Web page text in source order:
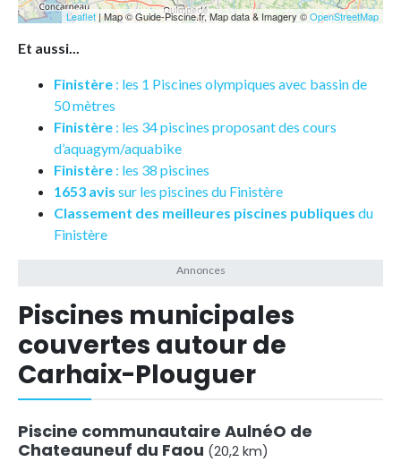
Leaflet| Map © Guide-Piscine.fr, Map data & Imagery ©OpenStreetMap
Et aussi...
Finistère : les 1 Piscines olympiques avec bassin de
50 mètres
Finistère : les 34 piscines proposant des cours
d’aquagym/aquabike
Finistère : les 38 piscines
1653 avis sur les piscines du Finistère
Classement des meilleures piscines publiques du
Finistère
Piscines municipales
couvertes autour de
Carhaix-Plouguer
Piscine communautaire AulnéO de
Chateauneuf du Faou (20,2 km)